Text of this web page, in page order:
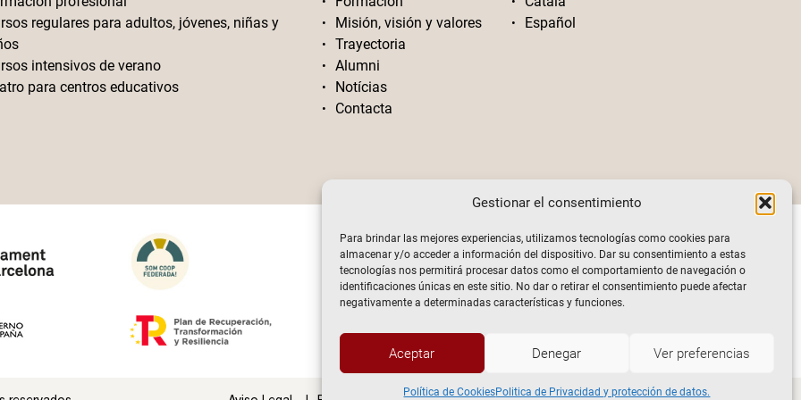
Gestionar el consentimiento
Para brindar las mejores experiencias, utilizamos tecnologías como cookies para
almacenar y/o acceder a información del dispositivo. Dar su consentimiento a estas
tecnologías nos permitirá procesar datos como el comportamiento de navegación o
identificaciones únicas en este sitio. No dar o retirar el consentimiento puede afectar
negativamente a determinadas características y funciones.
Aceptar Denegar Ver preferencias
Política de CookiesPolitica de Privacidad y protección de datos.
regulares para adultos, jóvenes, niñas y
intensivos de verano
para centros educativos
Misión, visión y valores
Trayectoria
Alumni
Notícias
Contacta
Español